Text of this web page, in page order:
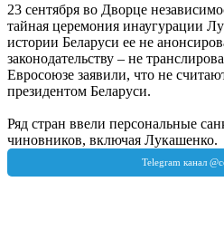
23 сентября во Дворце
тайная церемония инаугурации
истории Беларуси ее не
законодательству – не
Евросоюзе заявили, что не
президентом Беларуси.
Ряд стран ввели персональные
чиновников, включая Лукашенко.